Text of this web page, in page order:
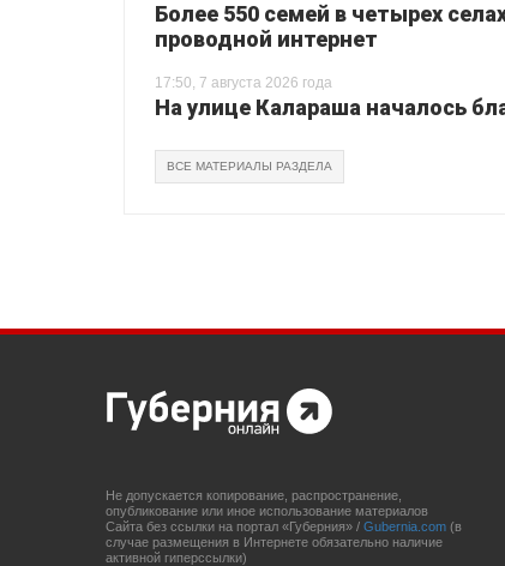
Более 550 семей в четырех
проводной интернет
17:50, 7 августа 2026 года
На улице Калараша началось
ВСЕ МАТЕРИАЛЫ РАЗДЕЛА
Не допускается копирование, распространение,
опубликование или иное использование материалов
Сайта без ссылки на портал «Губерния» / Gubernia.com (в
случае размещения в Интернете обязательно наличие
активной гиперссылки)